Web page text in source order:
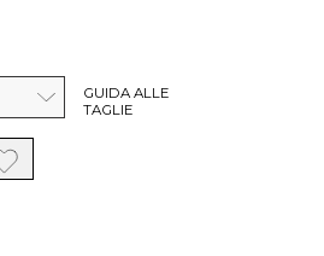
GUIDA ALLE
TAGLIE